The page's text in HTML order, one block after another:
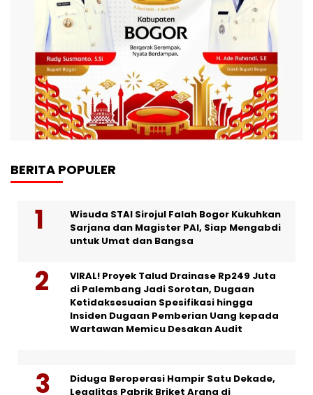
BERITA POPULER
Wisuda STAI Sirojul Falah Bogor Kukuhkan
Sarjana dan Magister PAI, Siap Mengabdi
untuk Umat dan Bangsa
VIRAL! Proyek Talud Drainase Rp249 Juta
di Palembang Jadi Sorotan, Dugaan
Ketidaksesuaian Spesifikasi hingga
Insiden Dugaan Pemberian Uang kepada
Wartawan Memicu Desakan Audit
Diduga Beroperasi Hampir Satu Dekade,
Legalitas Pabrik Briket Arang di